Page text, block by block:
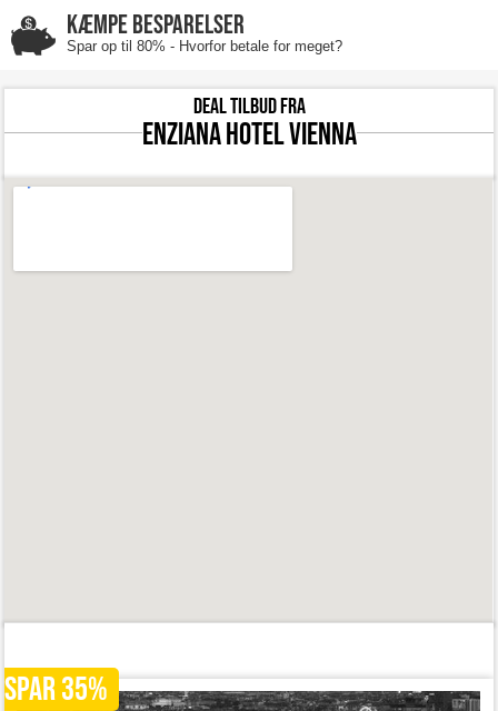
KÆMPE BESPARELSER
Spar op til 80% - Hvorfor betale for meget?
DEAL TILBUD FRA
Enziana Hotel Vienna
SPAR 35%